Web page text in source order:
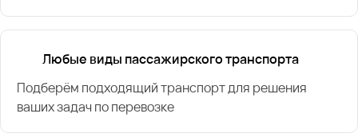
Любые виды пассажирского транспорта
Подберём подходящий транспорт для решения
ваших задач по перевозке